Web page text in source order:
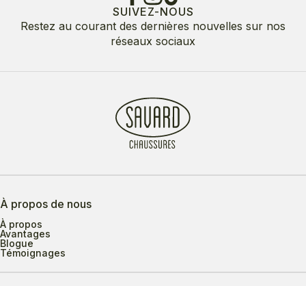
SUIVEZ-NOUS
Restez au courant des dernières nouvelles sur nos
réseaux sociaux
À propos de nous
À propos
Avantages
Blogue
Témoignages